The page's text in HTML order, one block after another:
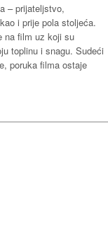
– prijateljstvo,
i prije pola stoljeća.
na film uz koji su
toplinu i snagu. Sudeći
poruka filma ostaje